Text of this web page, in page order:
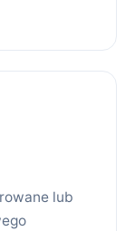
lub